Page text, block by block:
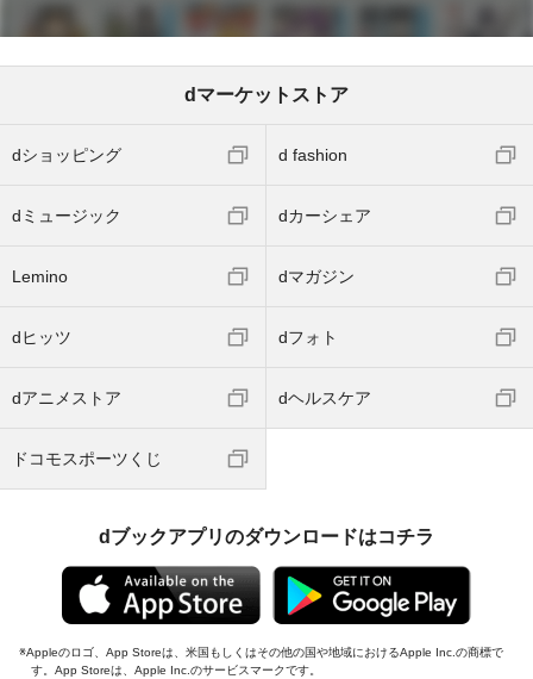
dマーケットストア
dショッピング d fashion
dミュージック dカーシェア
Lemino dマガジン
dヒッツ dフォト
dアニメストア dヘルスケア
ドコモスポーツくじ
dブックアプリのダウンロードはコチラ
Appleのロゴ、App Storeは、米国もしくはその他の国や地域におけるApple Inc.の商標で
す。App Storeは、Apple Inc.のサービスマークです。